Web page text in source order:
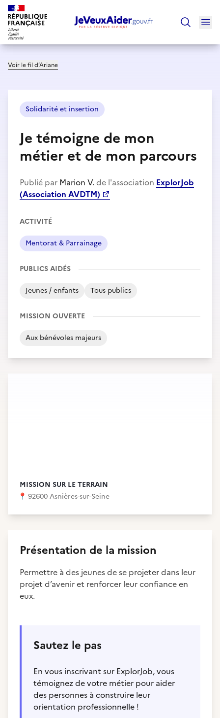
Voir le fil d’Ariane
Solidarité et insertion
Je témoigne de mon
métier et de mon parcours
Publié par Marion V. de l'association ExplorJob
(Association AVDTM)
ACTIVITÉ
Mentorat & Parrainage
PUBLICS AIDÉS
Jeunes / enfants Tous publics
MISSION OUVERTE
Aux bénévoles majeurs
MISSION SUR LE TERRAIN
📍 92600 Asnières-sur-Seine
Présentation de la mission
Permettre à des jeunes de se projeter dans leur
projet d’avenir et renforcer leur confiance en
eux.
Sautez le pas
En vous inscrivant sur ExplorJob, vous
témoignez de votre métier pour aider
des personnes à construire leur
orientation professionnelle !